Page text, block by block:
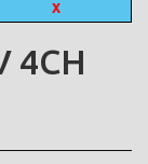
X
4CH